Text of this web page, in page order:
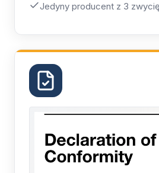
Jedyny producent z 3